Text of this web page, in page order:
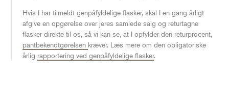
Hvis I har tilmeldt genpåfyldelige flasker, skal I en gang årligt
afgive en opgørelse over jeres samlede salg og returtagne
flasker direkte til os, så vi kan se, at I opfylder den returprocent,
pantbekendtgørelsen kræver. Læs mere om den obligatoriske
årlig rapportering ved genpåfyldelige flasker.